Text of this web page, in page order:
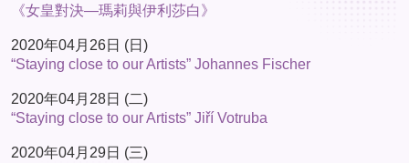
《女皇對決—瑪莉與伊利莎白》
2020年04月26日 (日)
“Staying close to our Artists” Johannes Fischer
2020年04月28日 (二)
“Staying close to our Artists” Jiří Votruba
2020年04月29日 (三)